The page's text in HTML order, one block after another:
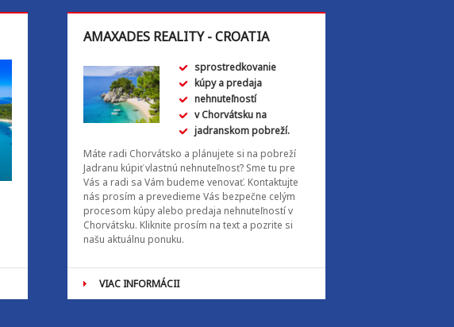
AMAXADES REALITY - CROATIA
sprostredkovanie
kúpy a predaja
nehnuteľností
v Chorvátsku na
jadranskom pobreží.
Máte radi Chorvátsko a plánujete si na pobreží
Jadranu kúpiť vlastnú nehnuteľnosť? Sme tu pre
Vás a radi sa Vám budeme venovať. Kontaktujte
nás prosím a prevedieme Vás bezpečne celým
procesom kúpy alebo predaja nehnuteľností v
Chorvátsku. Kliknite prosím na text a pozrite si
našu aktuálnu ponuku.
VIAC INFORMÁCII